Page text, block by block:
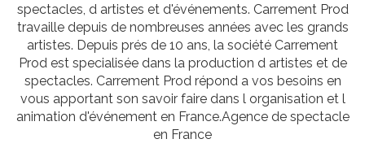
spectacles, d artistes et d'événements. Carrement Prod
travaille depuis de nombreuses années avec les grands
artistes. Depuis prés de 10 ans, la société Carrement
Prod est specialisée dans la production d artistes et de
spectacles. Carrement Prod répond a vos besoins en
vous apportant son savoir faire dans l organisation et l
animation d'événement en France.Agence de spectacle
en France